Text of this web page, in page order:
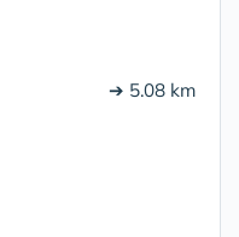
➔ 5.08 km